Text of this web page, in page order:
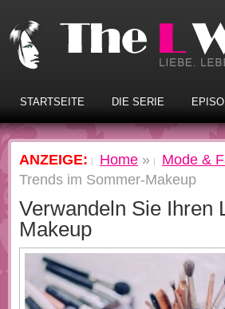
STARTSEITE DIE SERIE
ANZEIGE: Home » Mode &
Trends im Sommer-Makeup
Verwandeln Sie Ihren
Makeup